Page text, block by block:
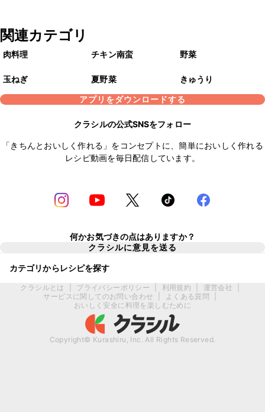
関連カテゴリ
肉料理 チキン南蛮 野菜
玉ねぎ 夏野菜
きゅうり
アプリをダウンロードする
クラシルの公式SNSをフォロー
「きちんとおいしく作れる」をコンセプトに、簡単においしく作れる
レシピ動画を毎日配信しています。
何かお気づきの点はありますか？
クラシルに意見を送る
カテゴリからレシピを探す
クラシルとは プライバシーポリシー 利用規約 運営会社
サービスに関してのお問い合わせ
よくある質問
おいしく安全に料理を楽しむために
Copyright© Kurashiru, Inc. All Rights Reserved.